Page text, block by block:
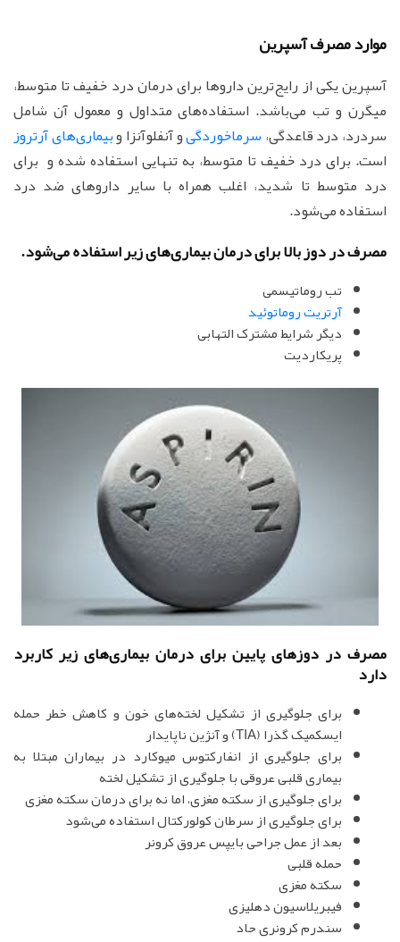
موارد مصرف آسپرین
آسپرین یکی از رایج‌ترین داروها برای درمان درد خفیف تا متوسط،
میگرن و تب می‌باشد. استفاده‌های متداول و معمول آن شامل
سردرد، درد قاعدگی،سرماخوردگیو آنفلوآنزا وبیماری‌های آرتروز
است. برای درد خفیف تا متوسط، به تنهایی استفاده شده و برای
درد متوسط تا شدید، اغلب همراه با سایر داروهای ضد درد
استفاده می‌شود.
مصرف در دوز بالا برای درمان بیماری‌های زیر استفاده می‌شود.
تب روماتیسمی
آرتریت روماتوئید
دیگر شرایط مشترک التهابی
پریکاردیت
مصرف در دوزهای پایین برای درمان بیماری‌های زیر کاربرد
دارد
برای جلوگیری از تشکیل لخته‌های خون و کاهش خطر حمله
ایسکمیک گذرا (TIA) و آنژین ناپایدار
برای جلوگیری از انفارکتوس میوکارد در بیماران مبتلا به
بیماری قلبی عروقی با جلوگیری از تشکیل لخته
برای جلوگیری از سکته مغزی، اما نه برای درمان سکته مغزی
برای جلوگیری از سرطان کولورکتال استفاده می‌شود
بعد از عمل جراحی بایپس عروق کرونر
حمله قلبی
سکته مغزی
فیبریلاسیون دهلیزی
سندرم کرونری حاد